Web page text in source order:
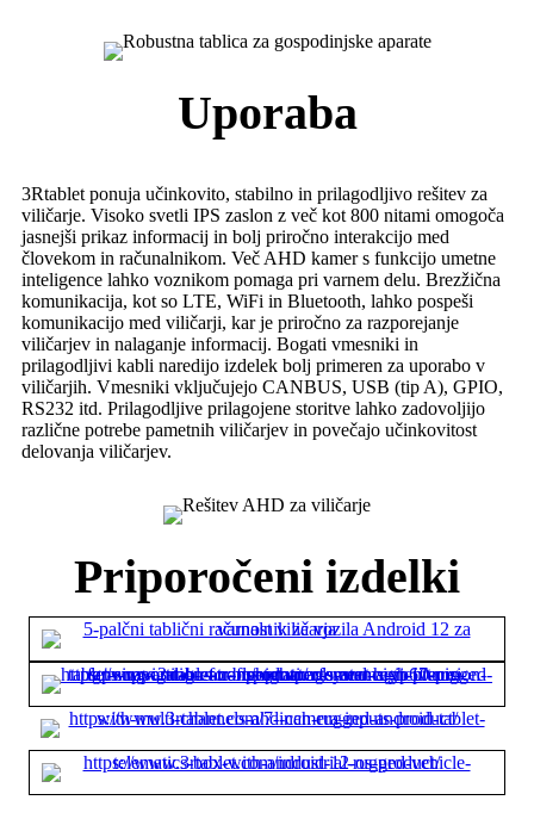
Uporaba
3Rtablet ponuja učinkovito, stabilno in prilagodljivo rešitev za
viličarje. Visoko svetli IPS zaslon z več kot 800 nitami omogoča
jasnejši prikaz informacij in bolj priročno interakcijo med
človekom in računalnikom. Več AHD kamer s funkcijo umetne
inteligence lahko voznikom pomaga pri varnem delu. Brezžična
komunikacija, kot so LTE, WiFi in Bluetooth, lahko pospeši
komunikacijo med viličarji, kar je priročno za razporejanje
viličarjev in nalaganje informacij. Bogati vmesniki in
prilagodljivi kabli naredijo izdelek bolj primeren za uporabo v
viličarjih. Vmesniki vključujejo CANBUS, USB (tip A), GPIO,
RS232 itd. Prilagodljive prilagojene storitve lahko zadovoljijo
različne potrebe pametnih viličarjev in povečajo učinkovitost
delovanja viličarjev.
Priporočeni izdelki